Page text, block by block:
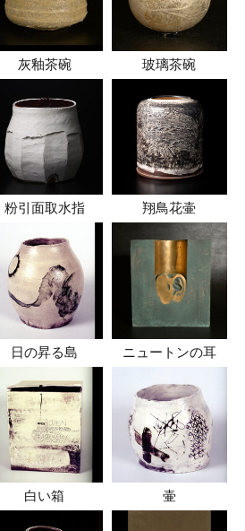
灰釉茶碗 玻璃茶碗
粉引面取水指 翔鳥花壷
日の昇る島 ニュートンの耳
白い箱 壷